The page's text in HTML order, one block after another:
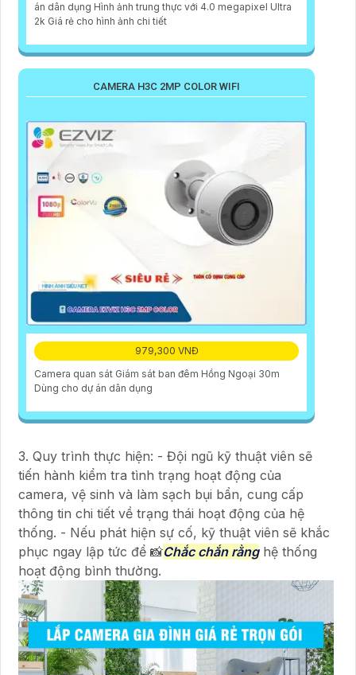
án dân dụng Hình ảnh trung thực với 4.0 megapixel Ultra
2k Giá rẻ cho hình ảnh chi tiết
CAMERA H3C 2MP COLOR WIFI
979,300 VNĐ
Camera quan sát Giám sát ban đêm Hồng Ngoại 30m
Dùng cho dự án dân dụng
3. Quy trình thực hiện: - Đội ngũ kỹ thuật viên sẽ
tiến hành kiểm tra tình trạng hoạt động của
camera, vệ sinh và làm sạch bụi bẩn, cung cấp
thông tin chi tiết về trạng thái hoạt động của hệ
thống. - Nếu phát hiện sự cố, kỹ thuật viên sẽ khắc
phục ngay lập tức để 📸Chắc chắn rằnghệ thống
hoạt động bình thường.